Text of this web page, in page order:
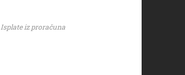
Isplate iz proračuna